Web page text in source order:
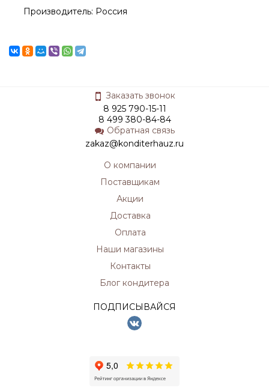
Производитель: Россия
Заказать звонок
8 925 790-15-11
8 499 380-84-84
Обратная связь
zakaz@konditerhauz.ru
О компании
Поставщикам
Акции
Доставка
Оплата
Наши магазины
Контакты
Блог кондитера
ПОДПИСЫВАЙСЯ